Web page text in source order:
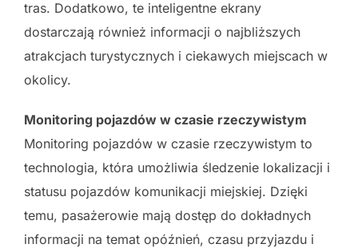
tras. Dodatkowo, te inteligentne ekrany
dostarczają również informacji o najbliższych
atrakcjach turystycznych i ciekawych miejscach w
okolicy.
Monitoring pojazdów w czasie rzeczywistym
Monitoring pojazdów w czasie rzeczywistym to
technologia, która umożliwia śledzenie lokalizacji i
statusu pojazdów komunikacji miejskiej. Dzięki
temu, pasażerowie mają dostęp do dokładnych
informacji na temat opóźnień, czasu przyjazdu i